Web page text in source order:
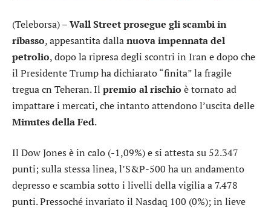
(Teleborsa) –Wall Street prosegue gli scambi in
ribasso, appesantita dallanuova impennata del
petrolio, dopo la ripresa degli scontri in Iran e dopo che
il Presidente Trump ha dichiarato “finita” la fragile
tregua cn Teheran. Il premio al rischio è tornato ad
impattare i mercati, che intanto attendono l’uscita delle
Minutes della Fed.
Il Dow Jones è in calo (-1,09%) e si attesta su 52.347
punti; sulla stessa linea, l’S&P-500 ha un andamento
depresso e scambia sotto i livelli della vigilia a 7.478
punti. Pressoché invariato il Nasdaq 100 (0%); in lieve